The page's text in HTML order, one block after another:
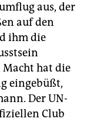
aus, der
auf den
ihm die
hat die
eingebüßt,
Der UN-
Club